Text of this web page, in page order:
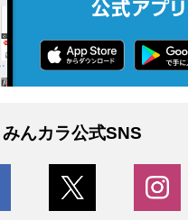
みんカラ公式SNS